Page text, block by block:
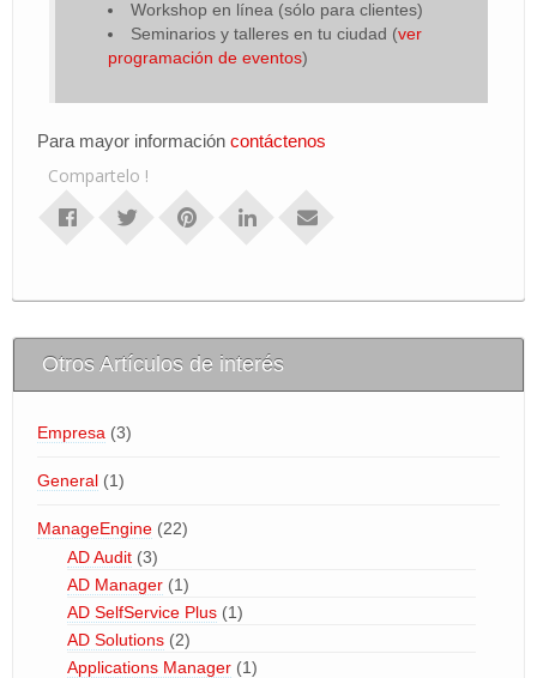
Workshop en línea (sólo para clientes)
Seminarios y talleres en tu ciudad (ver
programación de eventos)
Para mayor información contáctenos
Compartelo !
Otros Artículos de interés
Empresa (3)
General (1)
ManageEngine (22)
AD Audit (3)
AD Manager (1)
AD SelfService Plus (1)
AD Solutions (2)
Applications Manager (1)